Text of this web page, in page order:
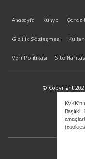
Anasayfa Künye Çerez
Gizlilik Sözleşmesi
Veri Politikası Site Haritası
© Copyright